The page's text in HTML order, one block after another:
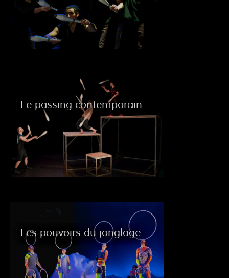
Le passing contemporain
Les pouvoirs du jonglage